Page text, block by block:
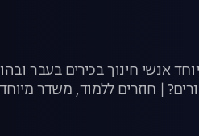
אנשי חינוך בכירים בעבר
| חוזרים ללמוד, משדר מיוחד